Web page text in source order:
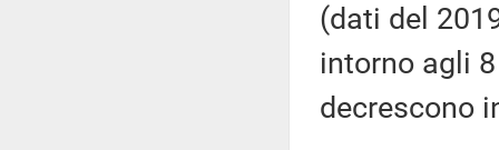
(dati del
intorno agli
decrescono